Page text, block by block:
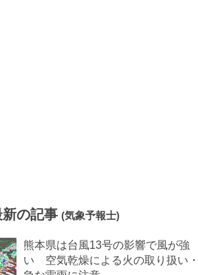
新の記事 (気象予報士)
熊本県は台風13号の影響で風が強
い 空気乾燥による火の取り扱い・